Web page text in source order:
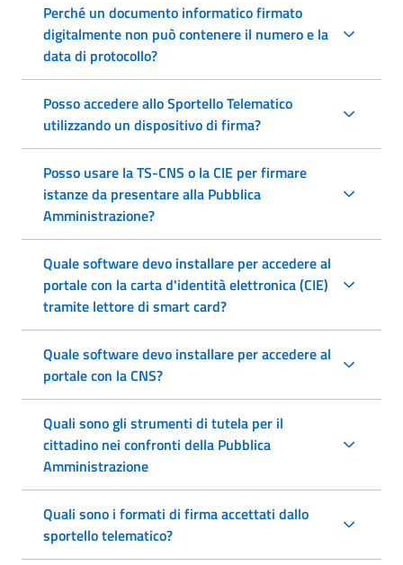
Perché un documento informatico firmato
digitalmente non può contenere il numero e la
data di protocollo?
Posso accedere allo Sportello Telematico
utilizzando un dispositivo di firma?
Posso usare la TS-CNS o la CIE per firmare
istanze da presentare alla Pubblica
Amministrazione?
Quale software devo installare per accedere al
portale con la carta d'identità elettronica (CIE)
tramite lettore di smart card?
Quale software devo installare per accedere al
portale con la CNS?
Quali sono gli strumenti di tutela per il
cittadino nei confronti della Pubblica
Amministrazione
Quali sono i formati di firma accettati dallo
sportello telematico?